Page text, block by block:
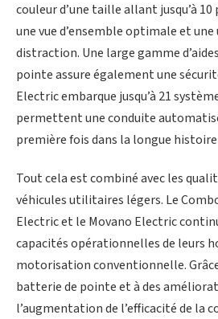
couleur d’une taille allant jusqu’à
une vue d’ensemble optimale et
distraction. Une large gamme
pointe assure également une
Electric embarque jusqu’à 21
permettent une conduite
première fois dans la longue histoire
Tout cela est combiné avec les
véhicules utilitaires légers. Le
Electric et le Movano Electric
capacités opérationnelles de leurs
motorisation conventionnelle.
batterie de pointe et à des
l’augmentation de l’efficacité de la